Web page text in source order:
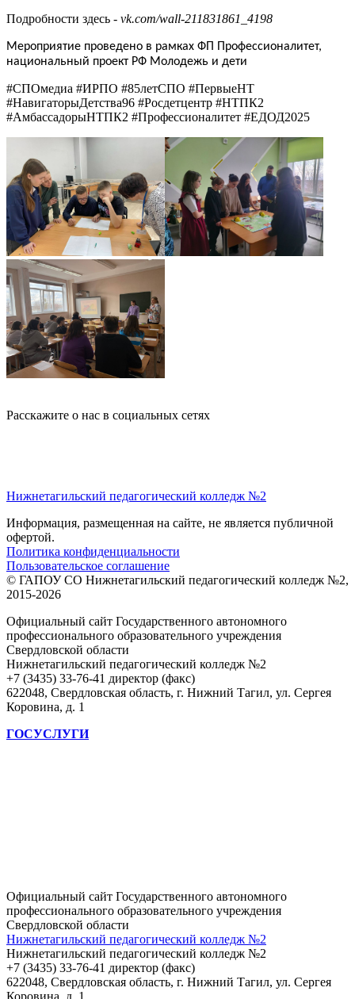
Подробности здесь - vk.com/wall-211831861_4198
Мероприятие проведено в рамках ФП Профессионалитет,
национальный проект РФ Молодежь и дети
#СПОмедиа #ИРПО #85летСПО #ПервыеНТ
#НавигаторыДетства96 #Росдетцентр #НТПК2
#АмбассадорыНТПК2 #Профессионалитет #ЕДОД2025
Расскажите о нас в социальных сетях
Нижнетагильский педагогический колледж №2
Информация, размещенная на сайте, не является публичной
офертой.
Политика конфиденциальности
Пользовательское соглашение
© ГАПОУ СО Нижнетагильский педагогический колледж №2,
2015-2026
Официальный сайт Государственного автономного
профессионального образовательного учреждения
Свердловской области
Нижнетагильский педагогический колледж №2
+7 (3435) 33-76-41 директор (факс)
622048, Свердловская область, г. Нижний Тагил, ул. Сергея
Коровина, д. 1
ГОСУСЛУГИ
Официальный сайт Государственного автономного
профессионального образовательного учреждения
Свердловской области
Нижнетагильский педагогический колледж №2
Нижнетагильский педагогический колледж №2
+7 (3435) 33-76-41 директор (факс)
622048, Свердловская область, г. Нижний Тагил, ул. Сергея
Коровина, д. 1